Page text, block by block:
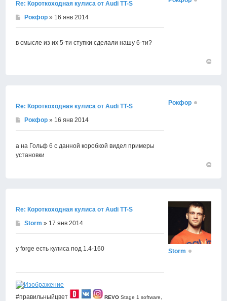
Re: Короткоходная кулиса от Audi TT-S
Рокфор » 16 янв 2014
в смысле из их 5-ти ступки сделали нашу 6-ти?
Re: Короткоходная кулиса от Audi TT-S
Рокфор » 16 янв 2014
а на Гольф 6 с данной коробкой видел примеры
установки
Рокфор
Re: Короткоходная кулиса от Audi TT-S
Storm » 17 янв 2014
у forge есть кулиса под 1.4-160
#правильныйцвет REVO Stage 1 software,
Storm